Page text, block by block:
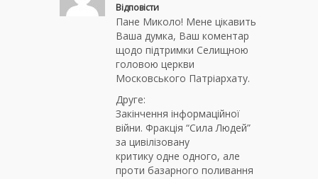
Відповісти
Пане Миколо! Мене цікавить
Ваша думка, Ваш коментар
щодо підтримки Селищною
головою церкви
Московського Патріархату.
Друге:
Закінчення інформаційної
війни. Фракція “Сила Людей”
за цивілізовану
критику одне одного, але
проти базарного поливання